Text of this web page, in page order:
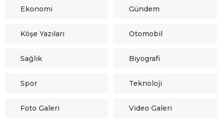
Ekonomi Gündem
Köşe Yazıları Otomobil
Sağlık Biyografi
Spor Teknoloji
Foto Galeri Video Galeri